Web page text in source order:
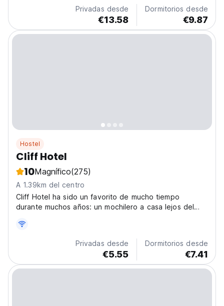
Privadas desde
€13.58
Dormitorios desde
€9.87
Hostel
Cliff Hotel
10Magnífico(275)
A 1.39km del centro
Cliff Hotel ha sido un favorito de mucho tiempo
durante muchos años: un mochilero a casa lejos del
los viajeros de todo el mundo pueden unirse.
Privadas desde
€5.55
Dormitorios desde
€7.41